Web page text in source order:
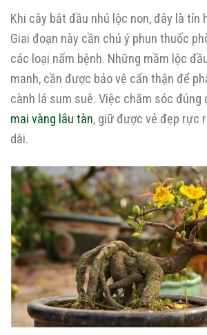
Khi cây bắt đầu nhú lộc non, đây là tín
Giai đoạn này cần chú ý phun thuốc
các loại nấm bệnh. Những mầm lộc
manh, cần được bảo vệ cẩn thận để
cành lá sum suê. Việc chăm sóc đúng
mai vàng lâu tàn, giữ được vẻ đẹp rực
dài.